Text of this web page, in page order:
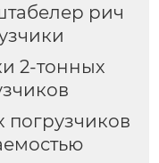
рич
2-тонных